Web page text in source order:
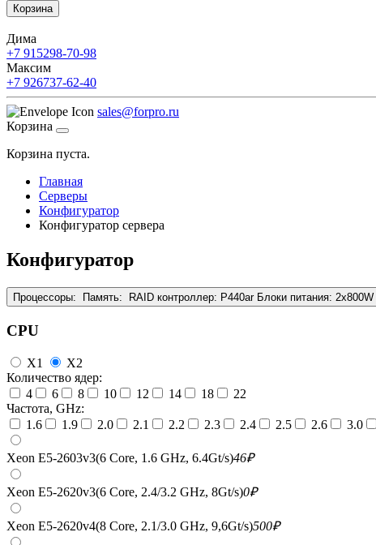
Корзина
Дима
+7 915298-70-98
Максим
+7 926737-62-40
sales@forpro.ru
Корзина
Корзина пуста.
Главная
Серверы
Конфигуратор
Конфигуратор сервера
Конфигуратор
Процессоры: Память: RAID контроллер: P440ar Блоки питания: 2x800W
CPU
X1
X2
Количество ядер:
4
6 8 10 12 14 18
22
Частота, GHz:
1.6
1.9 2.0 2.1 2.2 2.3 2.4 2.5 2.6 3.0
Xeon E5-2603v3(6 Core, 1.6 GHz, 6.4Gt/s)46₽
Xeon E5-2620v3(6 Core, 2.4/3.2 GHz, 8Gt/s)0₽
Xeon E5-2620v4(8 Core, 2.1/3.0 GHz, 9,6Gt/s)500₽